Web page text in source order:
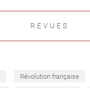
REVUES
Révolution française